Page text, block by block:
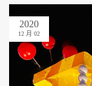
2020
12 月 02